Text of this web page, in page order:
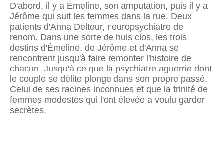
D'abord, il y a Émeline, son amputation, puis il y a
Jérôme qui suit les femmes dans la rue. Deux
patients d'Anna Deltour, neuropsychiatre de
renom. Dans une sorte de huis clos, les trois
destins d'Émeline, de Jérôme et d'Anna se
rencontrent jusqu'à faire remonter l'histoire de
chacun. Jusqu'à ce que la psychiatre aguerrie dont
le couple se délite plonge dans son propre passé.
Celui de ses racines inconnues et que la trinité de
femmes modestes qui l'ont élevée a voulu garder
secrètes.